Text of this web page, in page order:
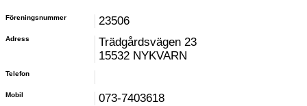
Föreningsnummer 23506
Adress
Trädgårdsvägen 23
15532 NYKVARN
Telefon
Mobil 073-7403618